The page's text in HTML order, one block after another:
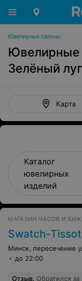
Ювелирные салоны
Ювелирные
Зелёный луг
Карта
Каталог
ювелирных
изделий
МАГАЗИН ЧАСОВ И
Swatch-Tissot
Минск, пересечение
до 22:00
Отзыв. Обратился